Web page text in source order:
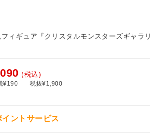
ィギュア『クリスタルモンスターズギャラ
(税込)
¥190 税抜¥1,900
イントサービス